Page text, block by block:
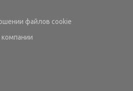
файлов cookie